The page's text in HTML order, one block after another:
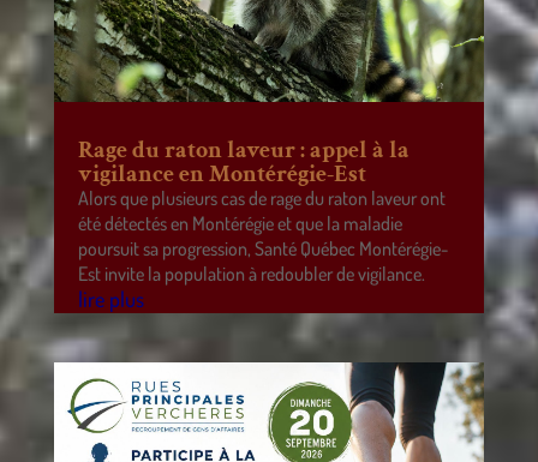
Rage du raton laveur : appel à la
vigilance en Montérégie-Est
Alors que plusieurs cas de rage du raton laveur ont
été détectés en Montérégie et que la maladie
poursuit sa progression, Santé Québec Montérégie-
Est invite la population à redoubler de vigilance.
lire plus